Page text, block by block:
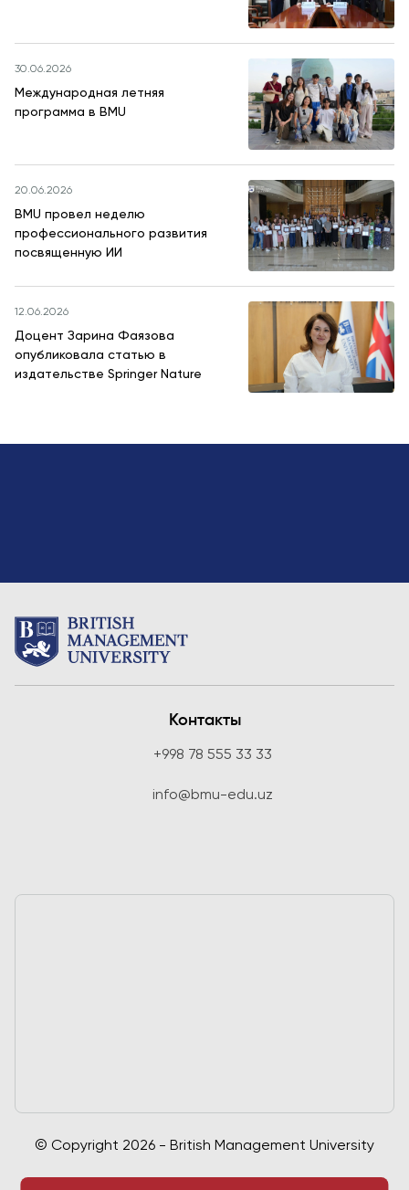
30.06.2026
Международная летняя
программа в BMU
20.06.2026
BMU провел неделю
профессионального развития
посвященную ИИ
12.06.2026
Доцент Зарина Фаязова
опубликовала статью в
издательстве Springer Nature
Контакты
+998 78 555 33 33
info@bmu-edu.uz
© Copyright 2026 - British Management University